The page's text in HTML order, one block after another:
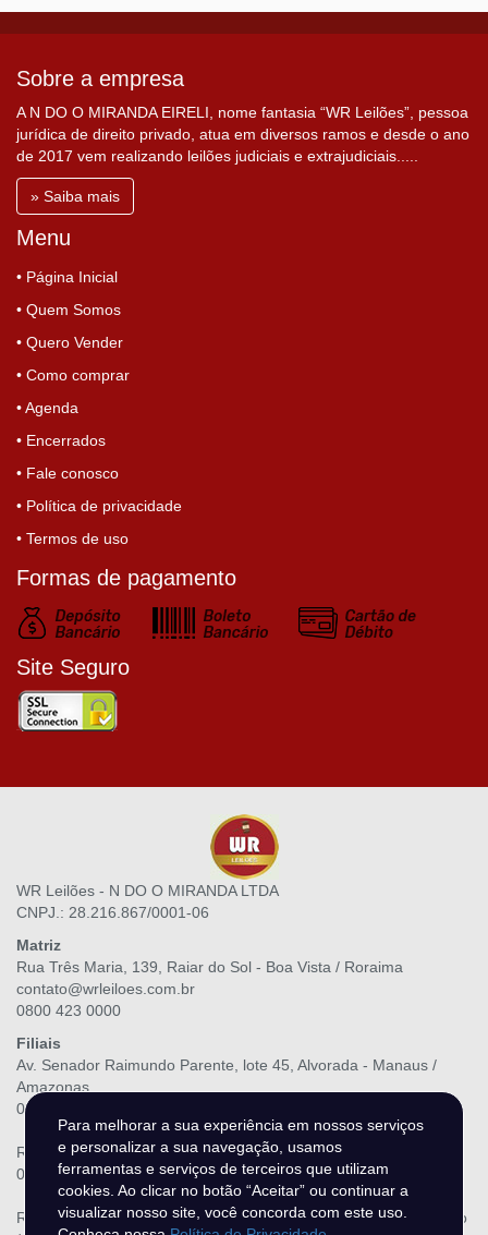
Sobre a empresa
A N DO O MIRANDA EIRELI, nome fantasia “WR Leilões”, pessoa
jurídica de direito privado, atua em diversos ramos e desde o ano
de 2017 vem realizando leilões judiciais e extrajudiciais.....
» Saiba mais
Menu
• Página Inicial
• Quem Somos
• Quero Vender
• Como comprar
• Agenda
• Encerrados
• Fale conosco
• Política de privacidade
• Termos de uso
Formas de pagamento
Site Seguro
WR Leilões - N DO O MIRANDA LTDA
CNPJ.: 28.216.867/0001-06
Matriz
Rua Três Maria, 139, Raiar do Sol - Boa Vista / Roraima
contato@wrleiloes.com.br
0800 423 0000
Filiais
Av. Senador Raimundo Parente, lote 45, Alvorada - Manaus /
Amazonas
0800 423 0000
Rodovia Duca Serra, 2555 - Cabralzinho - Macapá / Amapá
0800 423 0000
Rodovia BR-364, KM 1,5, Loteamento Santa Helena - Rio Branco
Para melhorar a sua experiência em nossos serviços
e personalizar a sua navegação, usamos
ferramentas e serviços de terceiros que utilizam
cookies. Ao clicar no botão “Aceitar” ou continuar a
visualizar nosso site, você concorda com este uso.